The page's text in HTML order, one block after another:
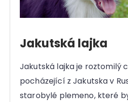
Jakutská lajka
Jakutská lajka je roztomilý
pocházející z Jakutska v
starobylé plemeno, které